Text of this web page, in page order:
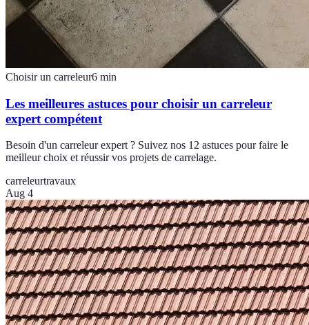
Choisir un carreleur6 min
Les meilleures astuces pour choisir un carreleur
expert compétent
Besoin d'un carreleur expert ? Suivez nos 12 astuces pour faire le
meilleur choix et réussir vos projets de carrelage.
carreleurtravaux
Aug 4